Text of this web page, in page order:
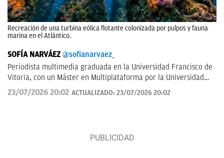
Recreación de una turbina eólica flotante colonizada por pulpos y fauna
marina en el Atlántico.
SOFÍA NARVÁEZ @sofianarvaez_
Periodista multimedia graduada en la Universidad Francisco de
Vitoria, con un Máster en Multiplataforma por la Universidad
Loyola. Editora en Lisa News con experiencia en CNN y ABC.
23/07/2026 20:02 ACTUALIZADO: 23/07/2026 20:02